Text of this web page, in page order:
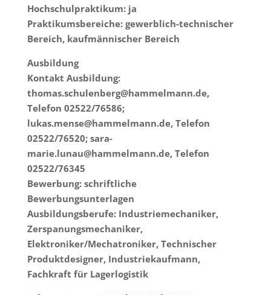
Hochschulpraktikum: ja
Praktikumsbereiche: gewerblich-technischer
Bereich, kaufmännischer Bereich
Ausbildung
Kontakt Ausbildung:
thomas.schulenberg@hammelmann.de,
Telefon 02522/76586;
lukas.mense@hammelmann.de, Telefon
02522/76520; sara-
marie.lunau@hammelmann.de, Telefon
02522/76345
Bewerbung: schriftliche
Bewerbungsunterlagen
Ausbildungsberufe: Industriemechaniker,
Zerspanungsmechaniker,
Elektroniker/Mechatroniker, Technischer
Produktdesigner, Industriekaufmann,
Fachkraft für Lagerlogistik